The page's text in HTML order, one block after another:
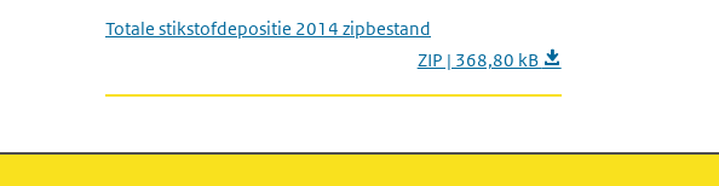
Totale stikstofdepositie 2014 zipbestand
ZIP | 368,80 kB